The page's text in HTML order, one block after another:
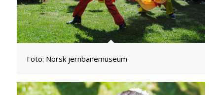
Foto: Norsk jernbanemuseum